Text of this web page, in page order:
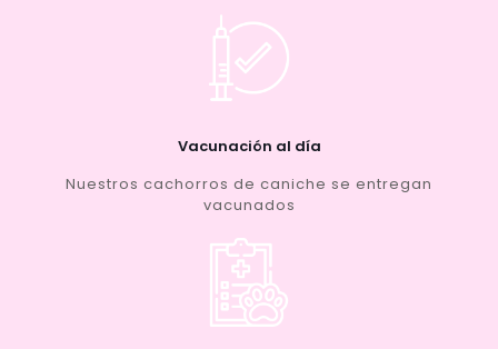
Vacunación al día
Nuestros cachorros de caniche se entregan
vacunados